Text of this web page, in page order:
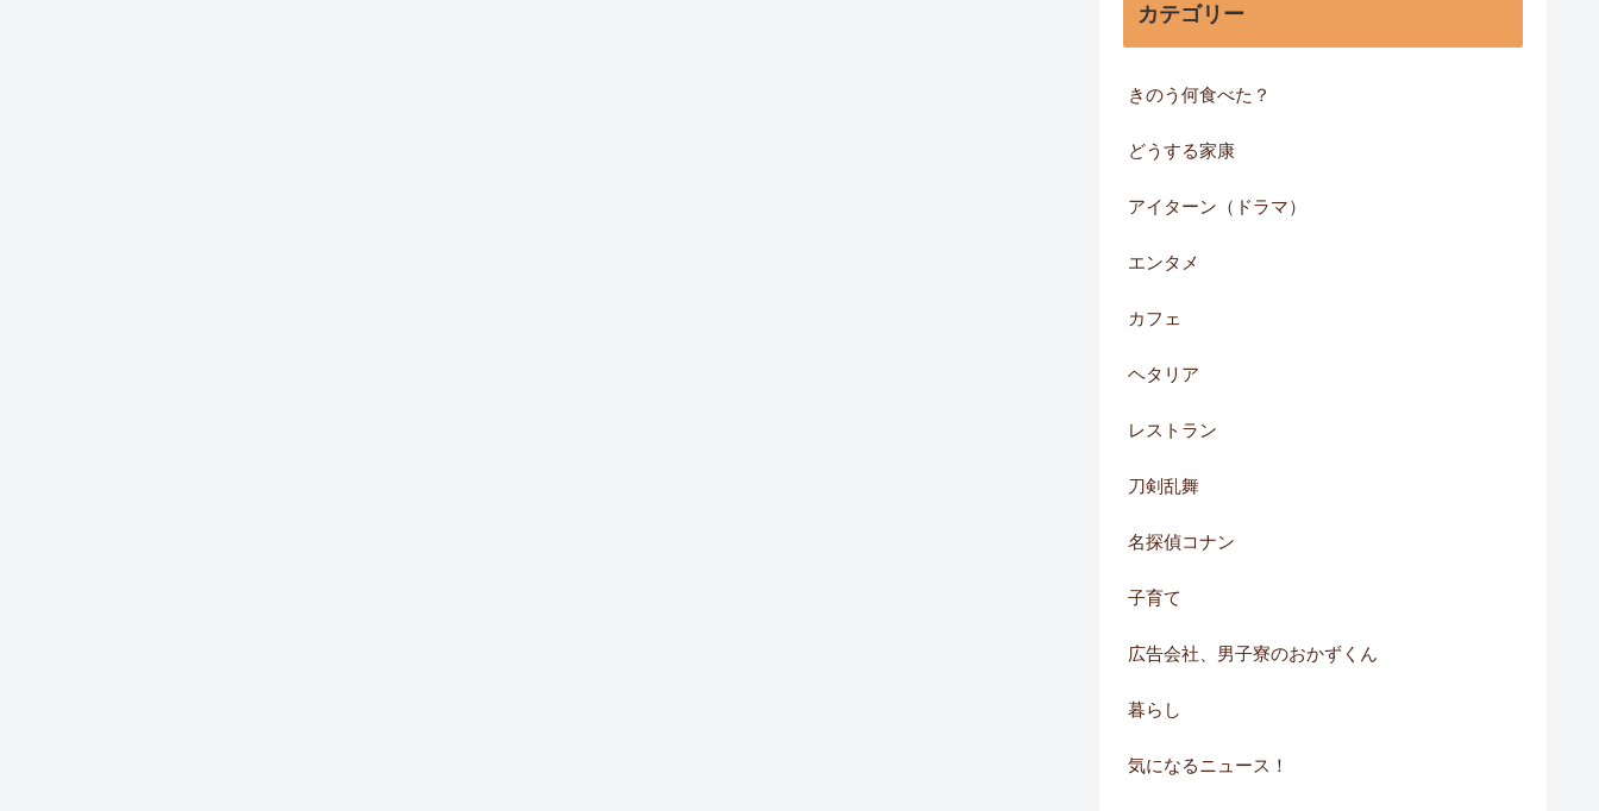
カテゴリー
きのう何食べた？
どうする家康
アイターン（ドラマ）
エンタメ
カフェ
ヘタリア
レストラン
刀剣乱舞
名探偵コナン
子育て
広告会社、男子寮のおかずくん
暮らし
気になるニュース！